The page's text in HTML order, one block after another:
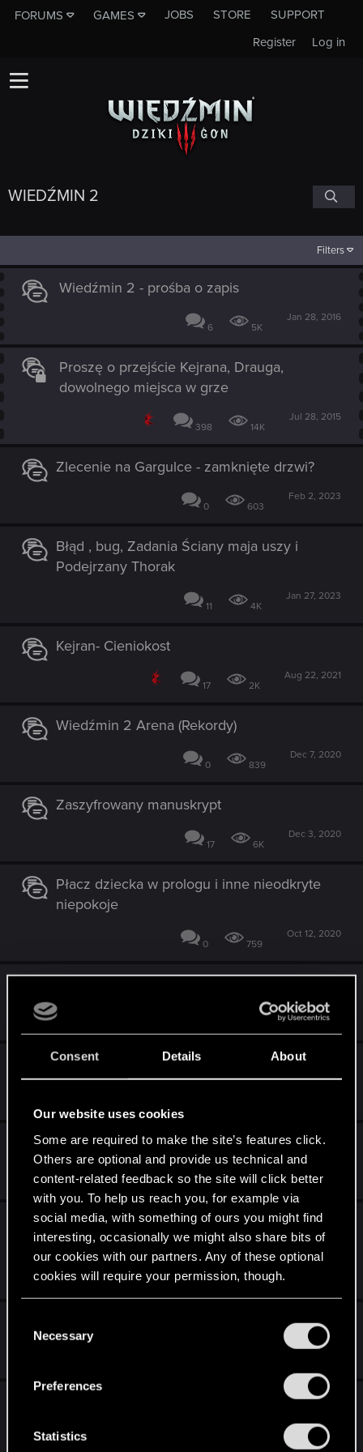
Consent Details About
Our website uses cookies
Some are required to make the site’s features click.
Others are optional and provide us technical and
content-related feedback so the site will click better
with you. To help us reach you, for example via
social media, with something of ours you might find
interesting, occasionally we might also share bits of
our cookies with our partners. Any of these optional
cookies will require your permission, though.
and tweak your preferences regarding them in the
Necessary
Preferences
Statistics
FORUMS GAMES JOBS STORE
SUPPORT
Log in
Register
WIEDŹMIN 2
Filters
Wiedźmin 2 - prośba o zapis
6 5K
Jan 28, 2016
Proszę o przejście Kejrana, Drauga,
dowolnego miejsca w grze
398 14K
Jul 28, 2015
Zlecenie na Gargulce - zamknięte drzwi?
0 603
Feb 2, 2023
Błąd , bug, Zadania Ściany maja uszy i
Podejrzany Thorak
11 4K
Jan 27, 2023
Kejran- Cieniokost
17 2K
Aug 22, 2021
Wiedźmin 2 Arena (Rekordy)
0 839
Dec 7, 2020
Zaszyfrowany manuskrypt
17 6K
Dec 3, 2020
Płacz dziecka w prologu i inne nieodkryte
niepokoje
0 759
Oct 12, 2020
Aug 20, 2020
Mnich w tawernie
Zaklęte kryształy a harpie.
6 1K
Oct 23, 2018
Wpływ importu stanu gry z W1 na gameplay
w W2
104 19K
Nov 21, 2017
Oct 30, 2017